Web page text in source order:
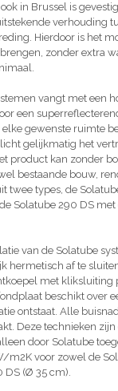
in Brussel is
verhouding
Hierdoor is het
zonder extra
vangt met een
een
elke gewenste ruimte
gelijkmatig het
product kan zonder
bestaande bouw,
twee types, de
Solatube 290 DS
van de Solatube
hermetisch af te
met kliksluiting
beschikt over
ontstaat. Alle
Deze technieken
door Solatube
m2K voor zowel de
DS (Ø 35 cm).